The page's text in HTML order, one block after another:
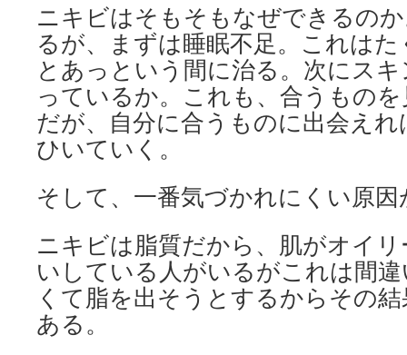
ニキビはそもそもなぜできるの
るが、まずは睡眠不足。これは
とあっという間に治る。次にス
っているか。これも、合うもの
だが、自分に合うものに出会え
ひいていく。
そして、一番気づかれにくい原
ニキビは脂質だから、肌がオイ
いしている人がいるがこれは間
くて脂を出そうとするからその
ある。